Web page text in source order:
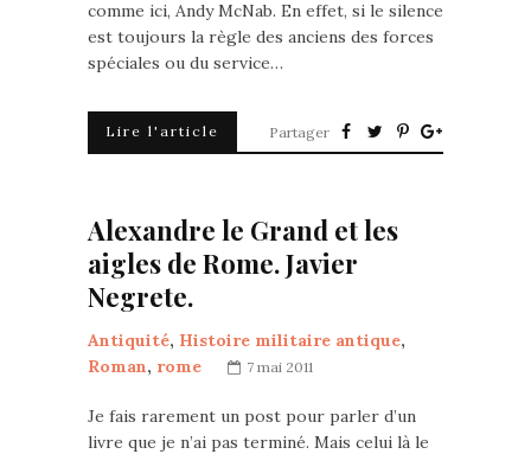
comme ici, Andy McNab. En effet, si le silence
est toujours la règle des anciens des forces
spéciales ou du service…
Lire l'article Partager
Alexandre le Grand et les
aigles de Rome. Javier
Negrete.
Antiquité, Histoire militaire antique,
Roman, rome 7 mai 2011
Je fais rarement un post pour parler d’un
livre que je n’ai pas terminé. Mais celui là le